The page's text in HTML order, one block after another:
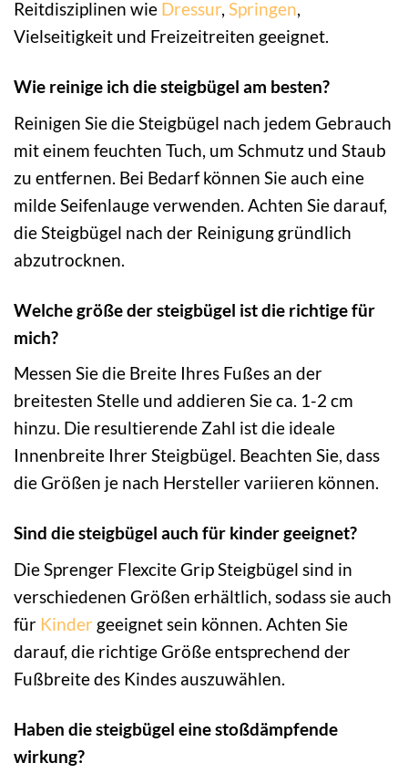
Reitdisziplinen wie Dressur, Springen,
Vielseitigkeit und Freizeitreiten geeignet.
Wie reinige ich die steigbügel am besten?
Reinigen Sie die Steigbügel nach jedem Gebrauch
mit einem feuchten Tuch, um Schmutz und Staub
zu entfernen. Bei Bedarf können Sie auch eine
milde Seifenlauge verwenden. Achten Sie darauf,
die Steigbügel nach der Reinigung gründlich
abzutrocknen.
Welche größe der steigbügel ist die richtige für
mich?
Messen Sie die Breite Ihres Fußes an der
breitesten Stelle und addieren Sie ca. 1-2 cm
hinzu. Die resultierende Zahl ist die ideale
Innenbreite Ihrer Steigbügel. Beachten Sie, dass
die Größen je nach Hersteller variieren können.
Sind die steigbügel auch für kinder geeignet?
Die Sprenger Flexcite Grip Steigbügel sind in
verschiedenen Größen erhältlich, sodass sie auch
für Kinder geeignet sein können. Achten Sie
darauf, die richtige Größe entsprechend der
Fußbreite des Kindes auszuwählen.
Haben die steigbügel eine stoßdämpfende
wirkung?